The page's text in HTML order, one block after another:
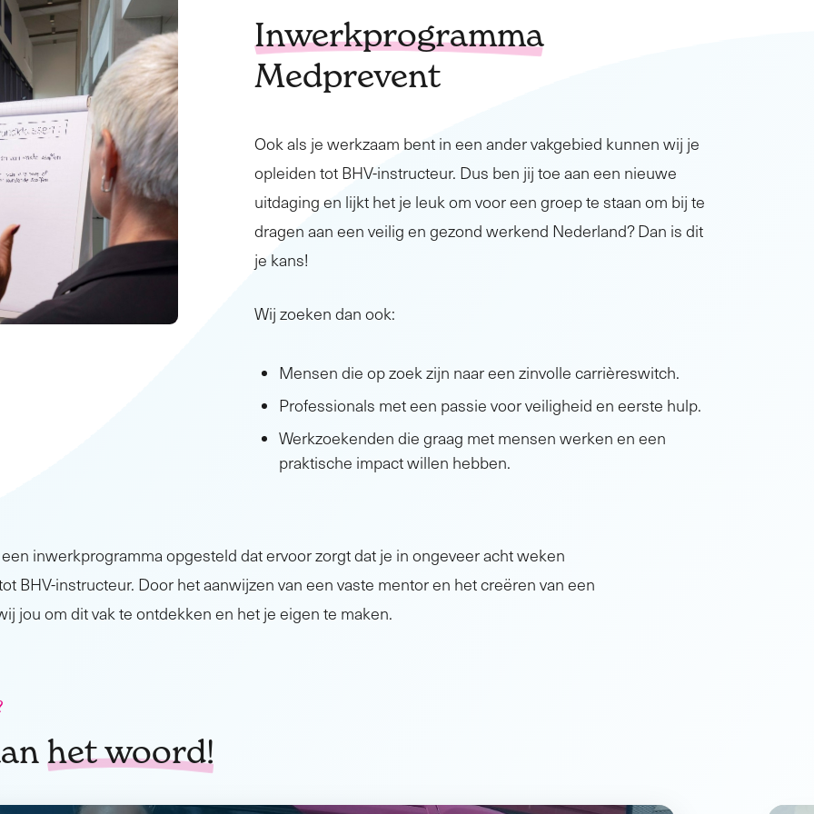
Inwerkprogramma
Medprevent
Ook als je werkzaam bent in een ander vakgebied kunnen wij je
opleiden tot BHV-instructeur. Dus ben jij toe aan een nieuwe
uitdaging en lijkt het je leuk om voor een groep te staan om bij te
dragen aan een veilig en gezond werkend Nederland? Dan is dit
je kans!
Wij zoeken dan ook:
Mensen die op zoek zijn naar een zinvolle carrièreswitch.
Professionals met een passie voor veiligheid en eerste hulp.
Werkzoekenden die graag met mensen werken en een
praktische impact willen hebben.
inwerkprogramma opgesteld dat ervoor zorgt dat je in ongeveer acht weken
BHV-instructeur. Door het aanwijzen van een vaste mentor en het creëren van een
jou om dit vak te ontdekken en het je eigen te maken.
het woord!